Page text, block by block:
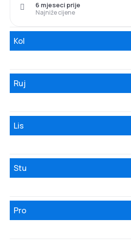
Najniže cijene
6 mjeseci prije
Kol
Ruj
Lis
Stu
Pro